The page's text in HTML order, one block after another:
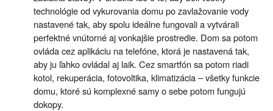
technológie od vykurovania domu po zavlažovanie vody
nastavené tak, aby spolu ideálne fungovali a vytvárali
perfektné vnútorné aj vonkajšie prostredie. Dom sa potom
ovláda cez aplikáciu na telefóne, ktorá je nastavená tak,
aby ju ľahko ovládal aj laik. Cez smartfón sa potom riadi
kotol, rekuperácia, fotovoltika, klimatizácia – všetky funkcie
domu, ktoré sú komplexné samy o sebe potom fungujú
dokopy.